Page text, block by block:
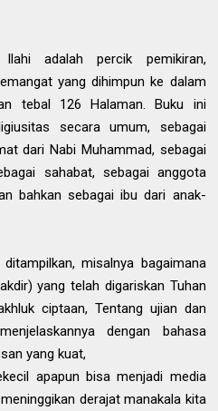
adalah percik pemikiran,
yang dihimpun ke dalam
tebal 126 Halaman. Buku ini
secara umum, sebagai
dari Nabi Muhammad, sebagai
sahabat, sebagai anggota
bahkan sebagai ibu dari anak-
misalnya bagaimana
yang telah digariskan Tuhan
ciptaan, Tentang ujian dan
dengan bahasa
yang kuat,
apapun bisa menjadi media
derajat manakala kita